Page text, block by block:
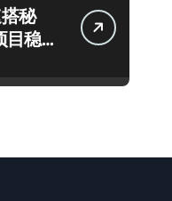
秘
稳定